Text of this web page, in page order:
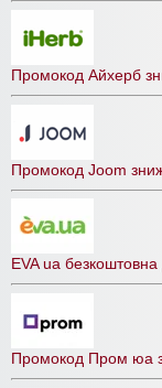
Промокод Айхерб
Промокод Joom
EVA ua
Промокод Пром юа